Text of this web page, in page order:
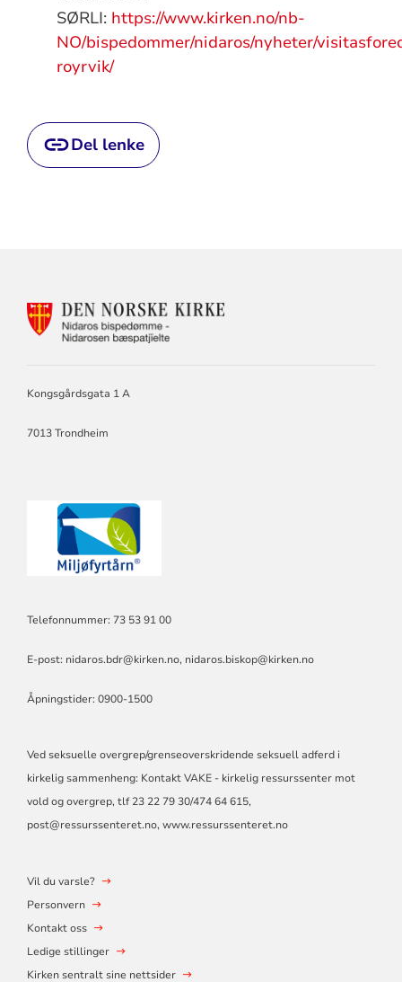
SØRLI: https://www.kirken.no/nb-
NO/bispedommer/nidaros/nyheter/
royrvik/
Del lenke
KONTAKTINFORMASJON
Kongsgårdsgata 1 A
7013 Trondheim
Telefonnummer: 73 53 91 00
E-post: nidaros.bdr@kirken.no, nidaros.biskop@kirken.no
Åpningstider: 0900-1500
Ved seksuelle overgrep/grenseoverskridende seksuell adferd i
kirkelig sammenheng: Kontakt VAKE - kirkelig ressurssenter mot
vold og overgrep, tlf 23 22 79 30/474 64 615,
post@ressurssenteret.no, www.ressurssenteret.no
Vil du varsle?
Personvern
Kontakt oss
Ledige stillinger
Kirken sentralt sine nettsider